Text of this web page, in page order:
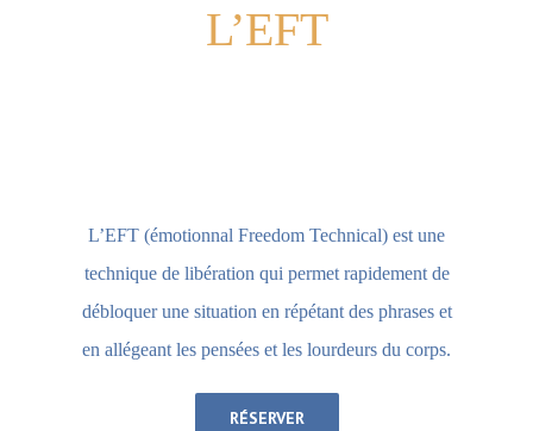
L’EFT
L’EFT (émotionnal Freedom Technical) est une
technique de libération qui permet rapidement de
débloquer une situation en répétant des phrases et
en allégeant les pensées et les lourdeurs du corps.
RÉSERVER